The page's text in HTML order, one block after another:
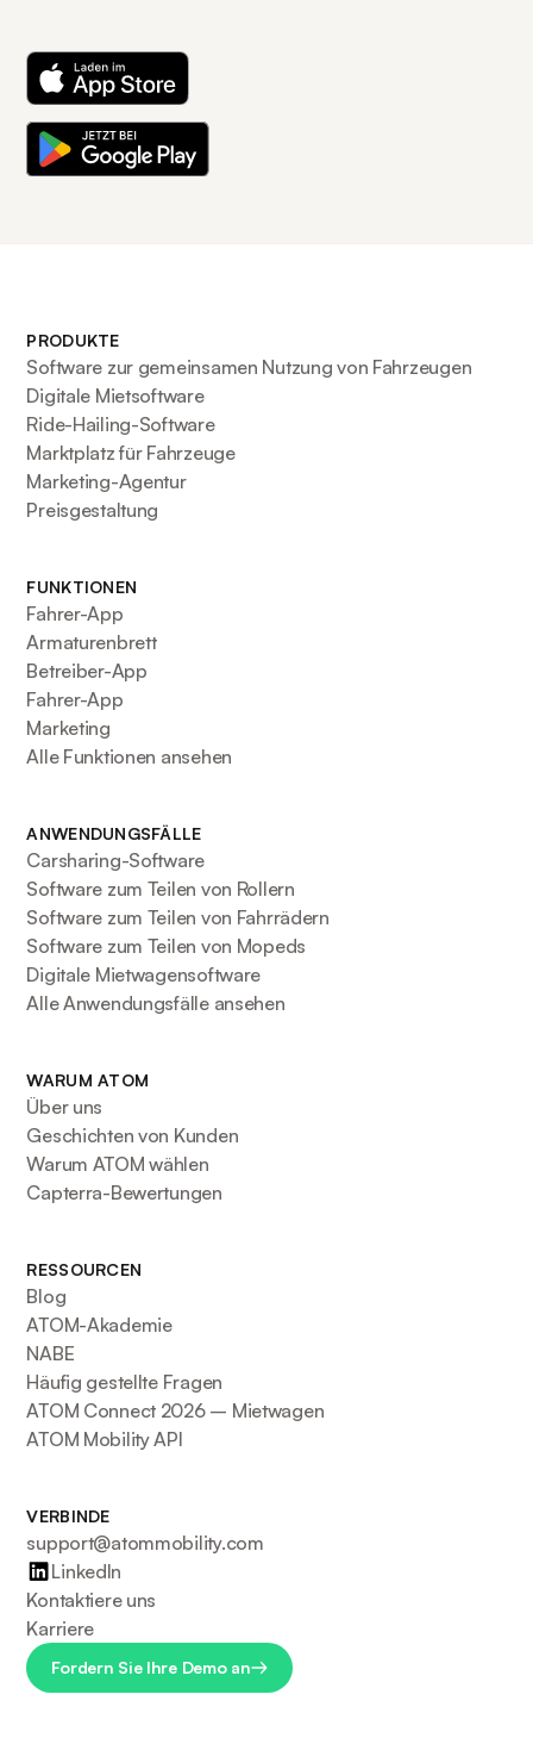
PRODUKTE
Software zur gemeinsamen Nutzung von Fahrzeugen
Digitale Mietsoftware
Ride-Hailing-Software
Marktplatz für Fahrzeuge
Marketing-Agentur
Preisgestaltung
FUNKTIONEN
Fahrer-App
Armaturenbrett
Betreiber-App
Fahrer-App
Marketing
Alle Funktionen ansehen
ANWENDUNGSFÄLLE
Carsharing-Software
Software zum Teilen von Rollern
Software zum Teilen von Fahrrädern
Software zum Teilen von Mopeds
Digitale Mietwagensoftware
Alle Anwendungsfälle ansehen
WARUM ATOM
Über uns
Geschichten von Kunden
Warum ATOM wählen
Capterra-Bewertungen
RESSOURCEN
Blog
ATOM-Akademie
NABE
Häufig gestellte Fragen
ATOM Connect 2026 – Mietwagen
ATOM Mobility API
VERBINDE
support@atommobility.com
LinkedIn
Kontaktiere uns
Karriere
Fordern Sie Ihre Demo an